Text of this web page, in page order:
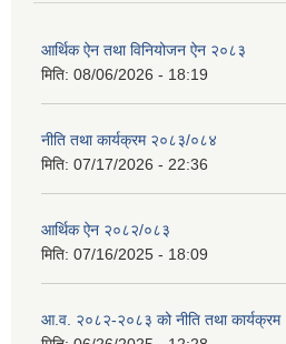
आर्थिक ऐन तथा विनियोजन ऐन २०८३
मिति: 08/06/2026 - 18:19
नीति तथा कार्यक्रम २०८३/०८४
मिति: 07/17/2026 - 22:36
आर्थिक ऐन २०८२/०८३
मिति: 07/16/2025 - 18:09
आ.व. २०८२-२०८३ को नीति तथा कार्यक्रम